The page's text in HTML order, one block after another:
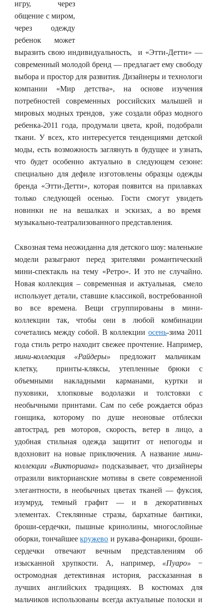
игру, через
общение с миром,
через одежду
ребенок может
выразить свою индивидуальность, и «Этти-Детти» —
современный молодой бренд — предлагает ему свободу
выбора и простор для развития. Дизайнеры и технологи
компании «Мир детства», на основе изучения
потребностей современных российских малышей и
мировых модных трендов, уже создали образ модного
ребенка-2011 года, продумали цвета, крой, подобрали
ткани. У всех, кто интересуется тенденциями детской
моды, есть возможность заглянуть в будущее и узнать,
что будет особенно актуально в следующем сезоне:
специально для дефиле изготовлены образцы одежды
бренда «Этти-Детти», которая появится на прилавках
только следующей осенью. Гости смогут увидеть
новинки не на вешалках и эскизах, а во время
музыкально-театрализованного представления.
Сквозная тема неожиданна для детского шоу: маленькие
модели разыграют перед зрителями романтический
мини-спектакль на тему «Ретро». И это не случайно.
Новая коллекция – современная и актуальная, смело
использует детали, ставшие классикой, востребованной
во все времена. Вещи сгруппированы в мини-
коллекции так, чтобы они в любой комбинации
сочетались между собой. В коллекцииосень-зима 2011
года стиль ретро находит свежее прочтение. Например,
мини-коллекция «Райдеры» предложит мальчикам
клетку, принты-кляксы, утепленные брюки с
объемными накладными карманами, куртки и
пуховики, хлопковые водолазки и толстовки с
необычными принтами. Сам по себе рождается образ
гонщика, которому по душе неоновые отблески
автострад, рев моторов, скорость, ветер в лицо, а
удобная стильная одежда защитит от непогоды и
вдохновит на новые приключения. А название мини-
коллекции «Викториана» подсказывает, что дизайнеры
отразили викторианские мотивы в свете современной
элегантности, в необычных цветах тканей — фуксия,
изумруд, темный графит — и в декоративных
элементах. Стеклянные стразы, бархатные бантики,
броши-сердечки, пышные кринолины, многослойные
оборки, тончайшеекружево и рукава-фонарики, броши-
сердечки отвечают вечным представлениям об
изысканной хрупкости. А, например, «Пуаро» −
остромодная детективная история, рассказанная в
лучших английских традициях. В костюмах для
мальчиков использованы всегда актуальные полоски и